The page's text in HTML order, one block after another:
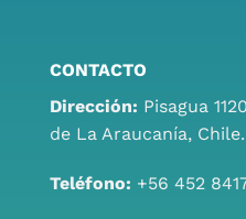
CONTACTO
Dirección: Pisagua
de La Araucanía, Chile.
Teléfono: +56 452